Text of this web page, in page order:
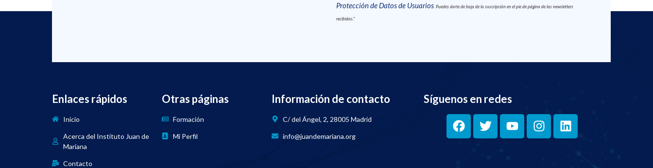
Protección de Datos de Usuarios . Puedes darte de baja de la suscripción en el pie de página de las newsletters
recibidas."
Enlaces rápidos
Inicio
Acerca del Instituto Juan de
Mariana
Contacto
Otras páginas
Formación
Mi Perfil
Información de contacto
C/ del Ángel, 2, 28005 Madrid
info@juandemariana.org
Síguenos en redes